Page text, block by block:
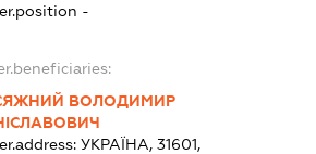
-
ВОЛОДИМИР
УКРАЇНА, 31601,